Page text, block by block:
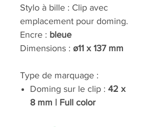
Stylo à bille : Clip avec
emplacement pour doming.
Encre : bleue
Dimensions : ø11 x 137 mm
Type de marquage :
Doming sur le clip : 42 x
8 mm
| Full color